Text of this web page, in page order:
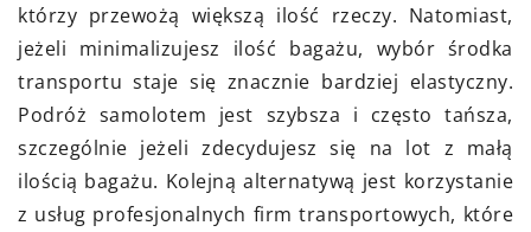
którzy przewożą większą ilość rzeczy. Natomiast,
jeżeli minimalizujesz ilość bagażu, wybór środka
transportu staje się znacznie bardziej elastyczny.
Podróż samolotem jest szybsza i często tańsza,
szczególnie jeżeli zdecydujesz się na lot z małą
ilością bagażu. Kolejną alternatywą jest korzystanie
z usług profesjonalnych firm transportowych, które